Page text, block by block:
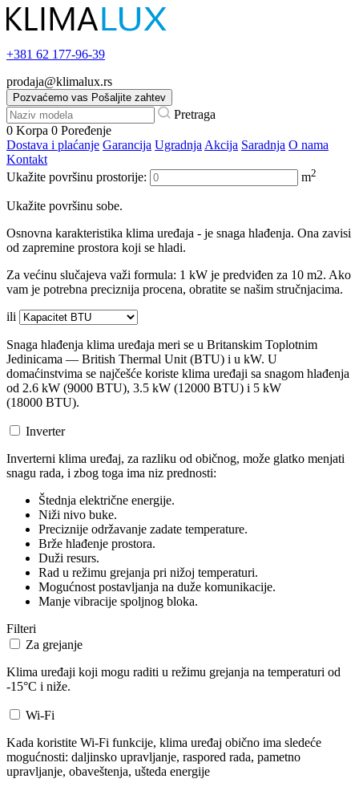
+381 62 177-96-39
prodaja@klimalux.rs
Pozvaćemo vas Pošaljite zahtev
Pretraga
0 Korpa 0 Poređenje
Dostava i plaćanje Garancija Ugradnja Akcija Saradnja O nama
Kontakt
Ukažite površinu prostorije:
m2
Ukažite površinu sobe.
Osnovna karakteristika klima uređaja - je snaga hlađenja. Ona zavisi
od zapremine prostora koji se hladi.
Za većinu slučajeva važi formula: 1 kW je predviđen za 10 m2. Ako
vam je potrebna preciznija procena, obratite se našim stručnjacima.
ili
Snaga hlađenja klima uređaja meri se u Britanskim Toplotnim
Jedinicama — British Thermal Unit (BTU) i u kW. U
domaćinstvima se najčešće koriste klima uređaji sa snagom hlađenja
od 2.6 kW (9000 BTU), 3.5 kW (12000 BTU) i 5 kW
(18000 BTU).
Inverter
Inverterni klima uređaj, za razliku od običnog, može glatko menjati
snagu rada, i zbog toga ima niz prednosti:
Štednja električne energije.
Niži nivo buke.
Preciznije održavanje zadate temperature.
Brže hlađenje prostora.
Duži resurs.
Rad u režimu grejanja pri nižoj temperaturi.
Mogućnost postavljanja na duže komunikacije.
Manje vibracije spoljnog bloka.
Filteri
Za grejanje
Klima uređaji koji mogu raditi u režimu grejanja na temperaturi od
-15°C i niže.
Wi-Fi
Kada koristite Wi-Fi funkcije, klima uređaj obično ima sledeće
mogućnosti: daljinsko upravljanje, raspored rada, pametno
upravljanje, obaveštenja, ušteda energije